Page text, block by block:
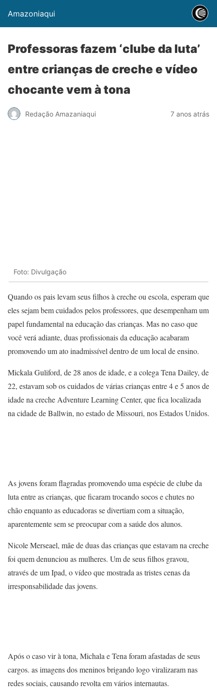
Amazoniaqui
Professoras fazem ‘clube da luta’
entre crianças de creche e vídeo
chocante vem à tona
Redação Amazaniaqui 7 anos atrás
Foto: Divulgação
Quando os pais levam seus filhos à creche ou escola, esperam que
eles sejam bem cuidados pelos professores, que desempenham um
papel fundamental na educação das crianças. Mas no caso que
você verá adiante, duas profissionais da educação acabaram
promovendo um ato inadmissível dentro de um local de ensino.
Mickala Guliford, de 28 anos de idade, e a colega Tena Dailey, de
22, estavam sob os cuidados de várias crianças entre 4 e 5 anos de
idade na creche Adventure Learning Center, que fica localizada
na cidade de Ballwin, no estado de Missouri, nos Estados Unidos.
As jovens foram flagradas promovendo uma espécie de clube da
luta entre as crianças, que ficaram trocando socos e chutes no
chão enquanto as educadoras se divertiam com a situação,
aparentemente sem se preocupar com a saúde dos alunos.
Nicole Merseael, mãe de duas das crianças que estavam na creche
foi quem denunciou as mulheres. Um de seus filhos gravou,
através de um Ipad, o vídeo que mostrada as tristes cenas da
irresponsabilidade das jovens.
Após o caso vir à tona, Michala e Tena foram afastadas de seus
cargos. as imagens dos meninos brigando logo viralizaram nas
redes sociais, causando revolta em vários internautas.